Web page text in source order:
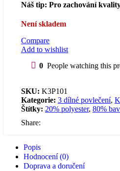
Přikrývky
Náš tip: Pro zachování
Není skladem
Compare
Add to wishlist
0 People watching this
SKU: K3P101
Kategorie: 3 dílné povlečení,
Štítky: 20% polyester, 80%
Share:
Popis
Hodnocení (0)
Doprava a doručení